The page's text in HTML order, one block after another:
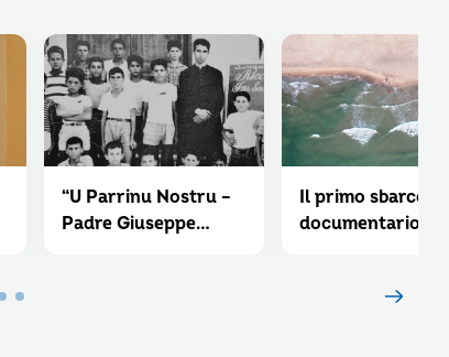
“U Parrinu Nostru –
Padre Giuseppe
Il primo sbarco –
documentario